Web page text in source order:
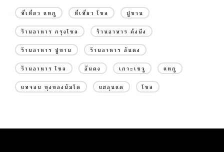
ที่เที่ยว แทกู ที่เที่ยว โซล ปูซาน
ร้านอาหาร กรุงโซล ร้านอาหาร คังนึง
ร้านอาหาร ปูซาน ร้านอาหาร อันดง
ร้านอาหาร โซล อันดง เกาะเชจู แทกู
แทจอน ชุงชองนัมโด แฮอุนแด โซล